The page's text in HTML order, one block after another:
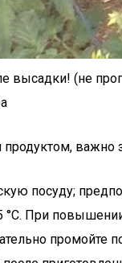
высадки! (не
важно
посуду;
°C. При
промойте